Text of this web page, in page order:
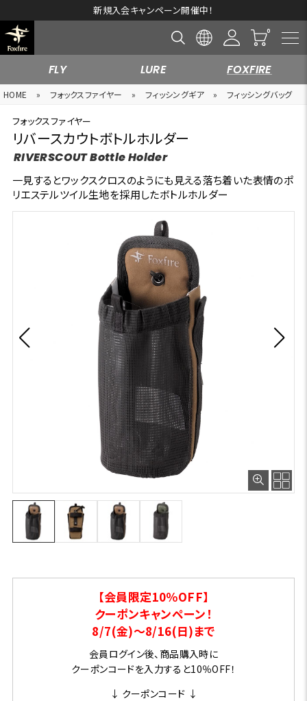
新規入会キャンペーン開催中！
FLY LURE FOXFIRE
HOME » フォックスファイヤー » フィッシングギア » フィッシングバッグ
フォックスファイヤー
リバースカウトボトルホルダー
RIVERSCOUT Bottle Holder
一見するとワックスクロスのようにも見える落ち着いた表情のポ
リエステルツイル生地を採用したボトルホルダー
【会員限定10％OFF】
クーポンキャンペーン！
8/7(金)～8/16(日)まで
会員ログイン後、商品購入時に
クーポンコードを入力すると10％OFF！
↓ クーポンコード ↓